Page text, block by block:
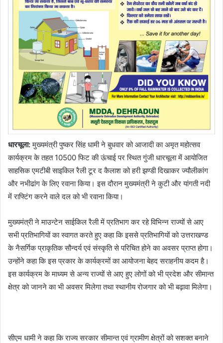
धारचूला:मुख्यमंत्री पुष्कर सिंह धामी ने बुधवार को आजादी का अमृत महोत्सव
कार्यक्रम के तहत 10500 फिट की ऊंचाई पर स्थित गुंजी धारचूला में आयोजित
साहसिक एमटीबी साइकिल रैली टूर द कैलाश को हरी झण्डी दिखाकर ज्यौलीकांग
और नभीढांग के लिए रवाना किया। इस दौरान मुख्यमंत्री ने कुटी और यांगती नदी
में राफ्टिंग करने वाले दल को भी रवाना किया।
मुख्यमंत्री ने माउन्टेन साईकिल रैली में प्रतिभाग कर रहे विभिन्न राज्यों से आए
सभी प्रतिभागियों का स्वागत करते हुए कहा कि इससे प्रतिभागियों को उत्तराखण्ड
के नैसर्गिक प्राकृतिक सौन्दर्य एवं संस्कृति से परिचित होने का अवसर प्राप्त होगा।
उन्होंने कहा कि इस प्रकार के कार्यक्रमों का आयोजना बेहद सराहनीय कदम है।
इस कार्यक्रम के माध्यम से अन्य राज्यों से आए हुए लोगों को भी प्रदेश और सीमान्त
क्षेत्र को जानने का भी अवसर मिलेगा तथा स्थानीय रोजगार को भी बढ़ावा मिलेगा।
सीएम धामी ने कहा कि राज्य सरकार सीमान्त एवं ग्रामीण क्षेत्रों को सशक्त बनाने